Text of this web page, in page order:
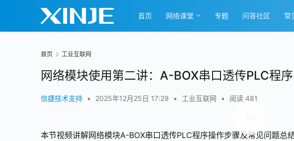
首页 网络课堂 专题 问答社区 常
首页 工业互联网
网络模块使用第二讲：A-BOX串口透传PLC程序
信捷技术支持 • 2025年12月25日 17:29 • 工业互联网 • 阅读 481
本节视频讲解网络模块A-BOX串口透传PLC程序操作步骤及常见问题总结